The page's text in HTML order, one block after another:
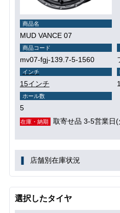
商品名
MUD VANCE 07
商品コード
mv07-fgj-139.7-5-1560
インチ
15インチ
ホール数
5
在庫・納期 取寄せ品 3-5営業日
店舗別在庫状況
選択したタイヤ